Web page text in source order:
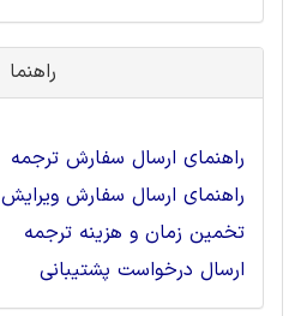
راهنما
راهنمای ارسال سفارش ترجمه
راهنمای ارسال سفارش ویرایش
تخمین زمان و هزینه ترجمه
ارسال درخواست پشتیبانی